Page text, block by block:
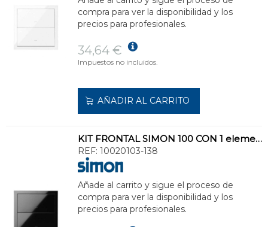
compra para ver la disponibilidad y los
precios para profesionales.
34,64 €
Impuestos no incluidos.
AÑADIR AL CARRITO
KIT FRONTAL SIMON 100 CON 1 elemento+2 TECLAS NEGRO BRILLANTE
REF: 10020103-138
Añade al carrito y sigue el proceso de
compra para ver la disponibilidad y los
precios para profesionales.